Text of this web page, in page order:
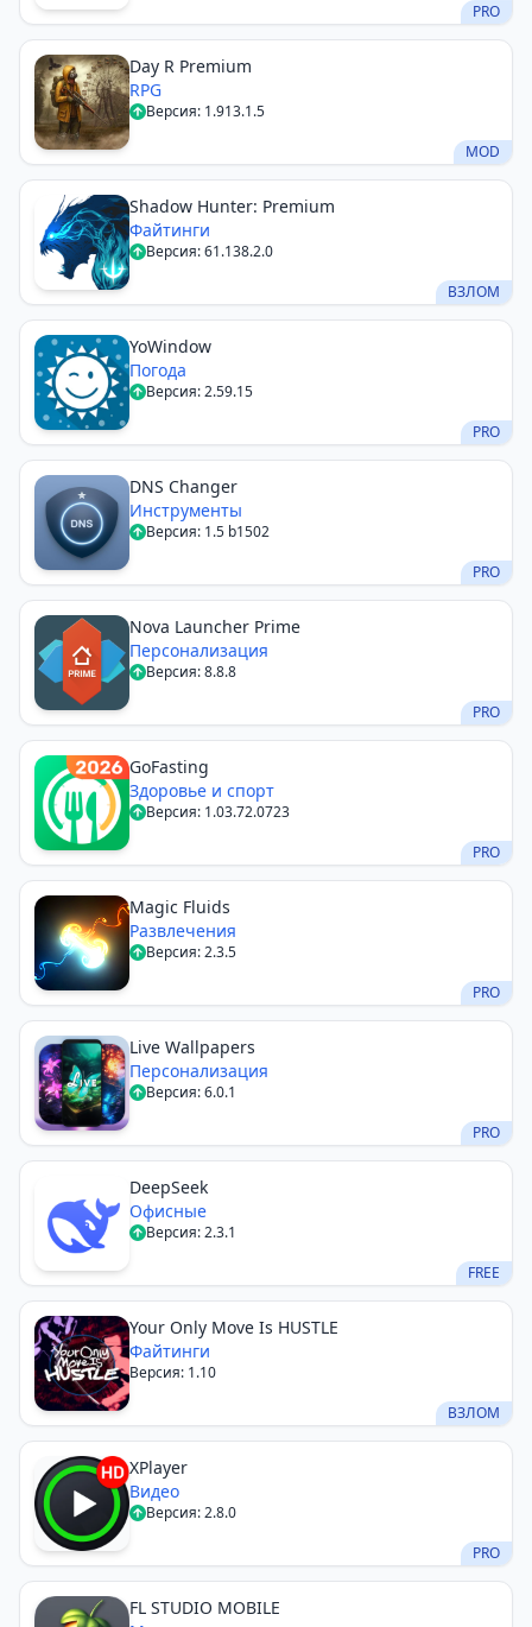
PRO
Day R Premium
RPG
Версия: 1.913.1.5
MOD
Shadow Hunter: Premium
Файтинги
Версия: 61.138.2.0
ВЗЛОМ
YoWindow
Погода
Версия: 2.59.15
PRO
DNS Changer
Инструменты
Версия: 1.5 b1502
PRO
Nova Launcher Prime
Персонализация
Версия: 8.8.8
PRO
GoFasting
Здоровье и спорт
Версия: 1.03.72.0723
PRO
Magic Fluids
Развлечения
Версия: 2.3.5
PRO
Live Wallpapers
Персонализация
Версия: 6.0.1
PRO
DeepSeek
Офисные
Версия: 2.3.1
FREE
Your Only Move Is HUSTLE
Файтинги
Версия: 1.10
ВЗЛОМ
XPlayer
Видео
Версия: 2.8.0
PRO
FL STUDIO MOBILE